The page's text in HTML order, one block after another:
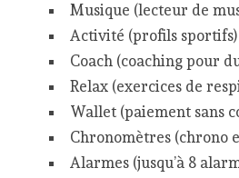
Musique (lecteur de
Activité (profils sportifs)
Coach (coaching pour
Relax (exercices de
Wallet (paiement sans
Chronomètres (chrono
Alarmes (jusqu’à 8